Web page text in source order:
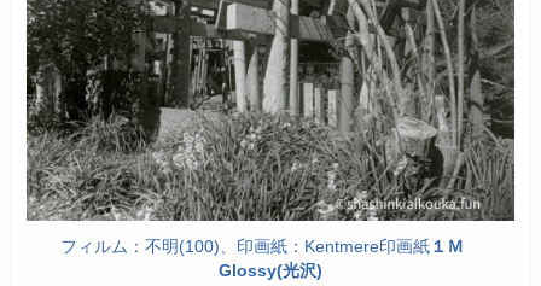
フィルム：不明(100)、印画紙：Kentmere印画紙１Ｍ
Glossy(光沢)